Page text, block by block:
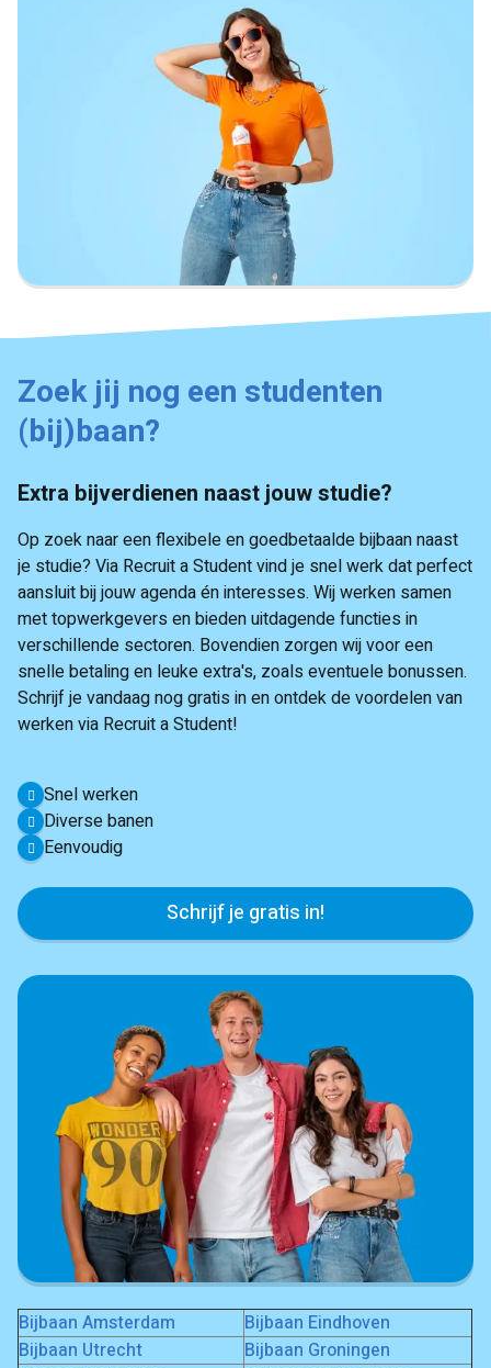
Zoek jij nog een studenten
(bij)baan?
Extra bijverdienen naast jouw studie?
Op zoek naar een flexibele en goedbetaalde bijbaan naast
je studie? Via Recruit a Student vind je snel werk dat perfect
aansluit bij jouw agenda én interesses. Wij werken samen
met topwerkgevers en bieden uitdagende functies in
verschillende sectoren. Bovendien zorgen wij voor een
snelle betaling en leuke extra's, zoals eventuele bonussen.
Schrijf je vandaag nog gratis in en ontdek de voordelen van
werken via Recruit a Student!
Snel werken
Diverse banen
Eenvoudig
Schrijf je gratis in!
Bijbaan Amsterdam
Bijbaan Eindhoven
Bijbaan Utrecht
Bijbaan Groningen